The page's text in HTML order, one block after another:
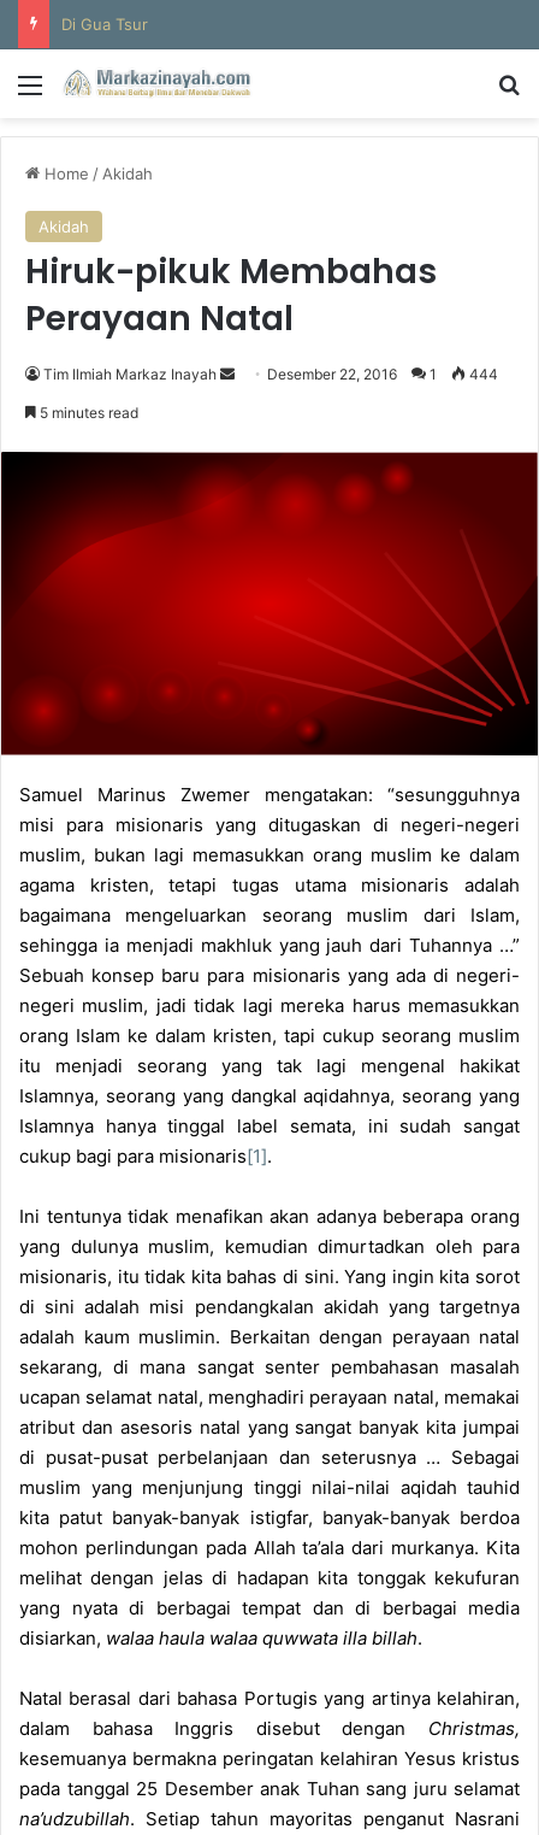
Di Gua Tsur
Menu
Home / Akidah
Akidah
Hiruk-pikuk Membahas
Perayaan Natal
Tim Ilmiah Markaz Inayah
a
Desember 22, 2016 1 444
5 minutes read
Samuel Marinus Zwemer mengatakan: “sesungguhnya
misi para misionaris yang ditugaskan di negeri-negeri
muslim, bukan lagi memasukkan orang muslim ke dalam
agama kristen, tetapi tugas utama misionaris adalah
bagaimana mengeluarkan seorang muslim dari Islam,
sehingga ia menjadi makhluk yang jauh dari Tuhannya …”
Sebuah konsep baru para misionaris yang ada di negeri-
negeri muslim, jadi tidak lagi mereka harus memasukkan
orang Islam ke dalam kristen, tapi cukup seorang muslim
itu menjadi seorang yang tak lagi mengenal hakikat
Islamnya, seorang yang dangkal aqidahnya, seorang yang
Islamnya hanya tinggal label semata, ini sudah sangat
cukup bagi para misionaris[1].
Ini tentunya tidak menafikan akan adanya beberapa orang
yang dulunya muslim, kemudian dimurtadkan oleh para
misionaris, itu tidak kita bahas di sini. Yang ingin kita sorot
di sini adalah misi pendangkalan akidah yang targetnya
adalah kaum muslimin. Berkaitan dengan perayaan natal
sekarang, di mana sangat senter pembahasan masalah
ucapan selamat natal, menghadiri perayaan natal, memakai
atribut dan asesoris natal yang sangat banyak kita jumpai
di pusat-pusat perbelanjaan dan seterusnya … Sebagai
muslim yang menjunjung tinggi nilai-nilai aqidah tauhid
kita patut banyak-banyak istigfar, banyak-banyak berdoa
mohon perlindungan pada Allah ta’ala dari murkanya. Kita
melihat dengan jelas di hadapan kita tonggak kekufuran
yang nyata di berbagai tempat dan di berbagai media
disiarkan, walaa haula walaa quwwata illa billah.
Natal berasal dari bahasa Portugis yang artinya kelahiran,
dalam bahasa Inggris disebut dengan Christmas,
kesemuanya bermakna peringatan kelahiran Yesus kristus
pada tanggal 25 Desember anak Tuhan sang juru selamat
na’udzubillah. Setiap tahun mayoritas penganut Nasrani